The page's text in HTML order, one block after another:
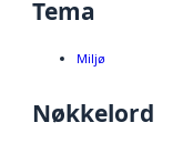
Tema
Miljø
Nøkkelord